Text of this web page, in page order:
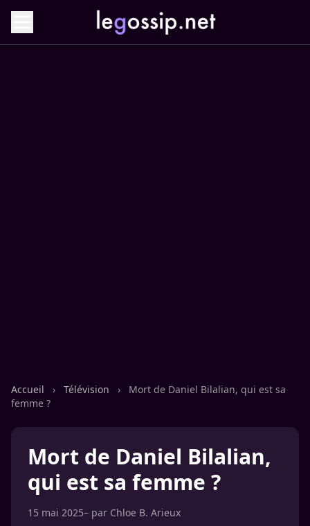
Accueil › Télévision ›
Mort de Daniel Bilalian, qui est sa
femme ?
Mort de Daniel Bilalian,
qui est sa femme ?
15 mai 2025– par Chloe B. Arieux